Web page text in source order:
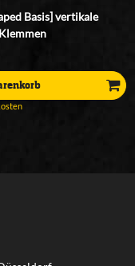
Basis] vertikale